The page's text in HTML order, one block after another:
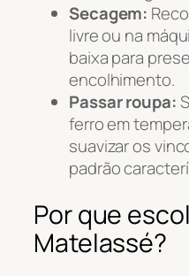
Secagem:
livre ou na
baixa para
encolhimento.
Passar roupa:
ferro em
suavizar os
padrão
Por que
Matelassé?